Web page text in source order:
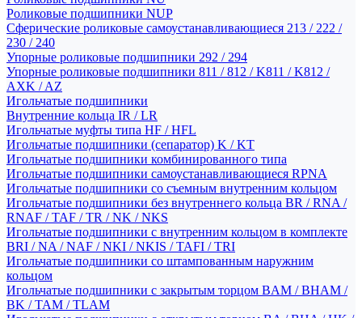
Роликовые подшипники NUP
Сферические роликовые самоустанавливающиеся 213 / 222 /
230 / 240
Упорные роликовые подшипники 292 / 294
Упорные роликовые подшипники 811 / 812 / K811 / K812 /
AXK / AZ
Игольчатые подшипники
Внутренние кольца IR / LR
Игольчатые муфты типа HF / HFL
Игольчатые подшипники (сепаратор) K / KT
Игольчатые подшипники комбинированного типа
Игольчатые подшипники самоустанавливающиеся RPNA
Игольчатые подшипники со съемным внутренним кольцом
Игольчатые подшипники без внутреннего кольца BR / RNA /
RNAF / TAF / TR / NK / NKS
Игольчатые подшипники с внутренним кольцом в комплекте
BRI / NA / NAF / NKI / NKIS / TAFI / TRI
Игольчатые подшипники со штампованным наружним
кольцом
Игольчатые подшипники с закрытым торцом BAM / BHAM /
BK / TAM / TLAM